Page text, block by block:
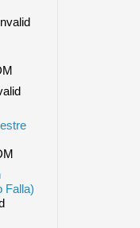
Falla)